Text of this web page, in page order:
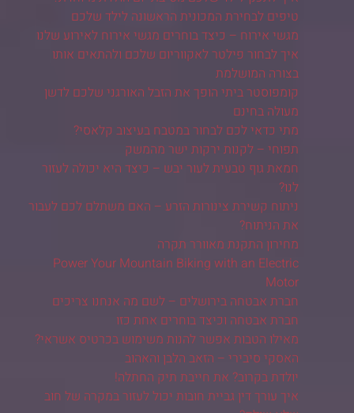
טיפים לבחירת המכונית הראשונה לילד שלכם
מגשי אירוח – כיצד בוחרים מגשי אירוח לאירוע שלנו
איך לבחור פילטר לאקווריום שלכם ולהתאים אותו
בצורה המושלמת
קומפוסטר ביתי הופך את הזבל האורגני שלכם לדשן
מעולה בחינם
מתי כדאי לכם לבחור במטבח בעיצוב קלאסי?
תפוחי – לקנות ירקות ישר מהמשק
חמאת גוף טבעית לעור יבש – כיצד היא יכולה לעזור
לנו?
ניתוח קשירת צינורות הזרע – האם משתלם לכם לעבור
את הניתוח?
מחירון התקנת מאוורר תקרה
Power Your Mountain Biking with an Electric
Motor
חברת אבטחה בירושלים – לשם מה אנחנו צריכים
חברת אבטחה וכיצד בוחרים אחת כזו
מאילו הטבות אפשר להנות משימוש בכרטיס אשראי?
האסקי סיבירי – הזאב הלבן והאהוב
יולדת בקרוב? את חייבת תיק החתלה!
איך עורך דין גביית חובות יכול לעזור במקרה של חוב